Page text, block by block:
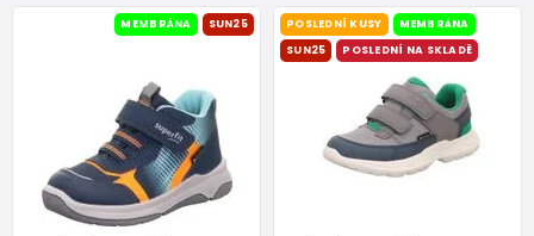
MEMBRÁNA SUN25 POSLEDNÍ KUSY
MEMBRÁNA
SUN25
POSLEDNÍ NA SKLADĚ